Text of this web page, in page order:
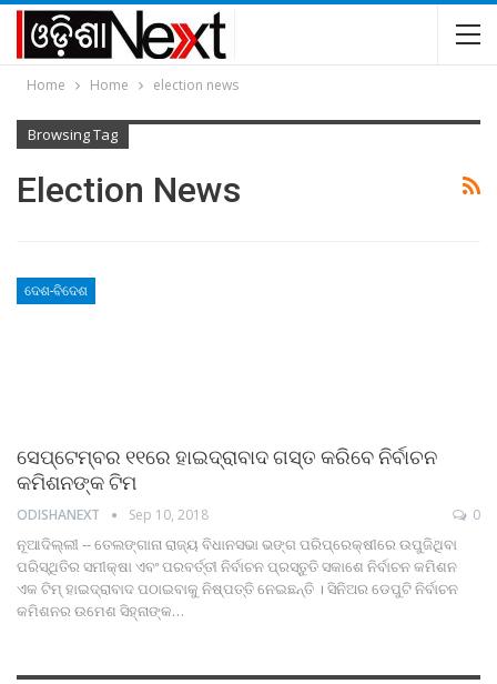
Home Home election news
Browsing Tag
Election News
ଦେଶ-ବିଦେଶ
ସେପ୍ଟେମ୍ବର ୧୧ରେ ହାଇଦ୍ରାବାଦ ଗସ୍ତ କରିବେ ନିର୍ବାଚନ
କମିଶନଙ୍କ ଟିମ
ODISHANEXT Sep 10, 2018 0
ନୂଆଦିଲ୍ଲୀ -- ତେଲଙ୍ଗାନା ରାଜ୍ୟ ବିଧାନସଭା ଭଙ୍ଗ ପରିପ୍ରେକ୍ଷୀରେ ଉପୁଜିଥିବା
ପରିସ୍ଥିତିର ସମୀକ୍ଷା ଏବଂ ପରବର୍ତ୍ତୀ ନିର୍ବାଚନ ପ୍ରସ୍ତୁତି ସକାଶେ ନିର୍ବାଚନ କମିଶନ
ଏକ ଟିମ୍ ହାଇଦ୍ରାବାଦ ପଠାଇବାକୁ ନିଷ୍ପତ୍ତି ନେଇଛନ୍ତି । ସିନିଅର ଡେପୁଟି ନିର୍ବାଚନ
କମିଶନର ଉମେଶ ସିହ୍ନାଙ୍କ…